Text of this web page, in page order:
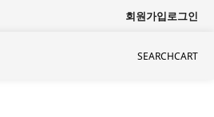
회원가입로그인
SEARCHCART